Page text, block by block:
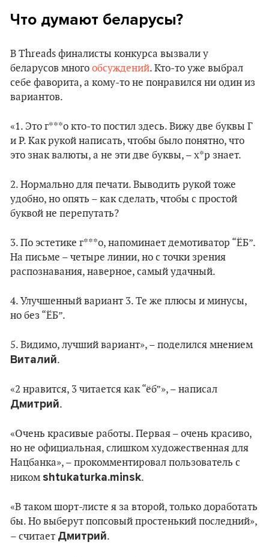
Что думают беларусы?
В Threads финалисты конкурса вызвали у
беларусов много обсуждений. Кто-то уже выбрал
себе фаворита, а кому-то не понравился ни один из
вариантов.
«1. Это г***о кто-то постил здесь. Вижу две буквы Г
и Р. Как рукой написать, чтобы было понятно, что
это знак валюты, а не эти две буквы, – х*р знает.
2. Нормально для печати. Выводить рукой тоже
удобно, но опять – как сделать, чтобы с простой
буквой не перепутать?
3. По эстетике г***о, напоминает демотиватор “ЁБ”.
На письме – четыре линии, но с точки зрения
распознавания, наверное, самый удачный.
4. Улучшенный вариант 3. Те же плюсы и минусы,
но без “ЁБ”.
5. Видимо, лучший вариант», – поделился мнением
Виталий.
«2 нравится, 3 читается как “ёб”», – написал
Дмитрий.
«Очень красивые работы. Первая – очень красиво,
но не официальная, слишком художественная для
Нацбанка», – прокомментировал пользователь с
ником shtukaturka.minsk.
«В таком шорт-листе я за второй, только доработать
бы. Но выберут попсовый простенький последний»,
– считает Дмитрий.